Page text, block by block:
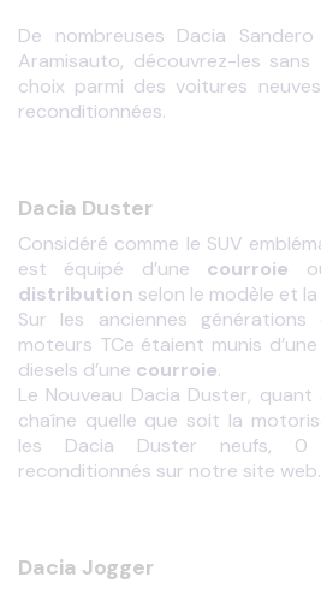
De nombreuses Dacia
Aramisauto, découvrez-les
choix parmi des voitures
reconditionnées.
Dacia Duster
Considéré comme le SUV
est équipé d’une courroie
distribution selon le modèle et
Sur les anciennes
moteurs TCe étaient munis
diesels d’une courroie.
Le Nouveau Dacia Duster, quant
chaîne quelle que soit la
les Dacia Duster neufs, 0
reconditionnés sur notre site web.
Dacia Jogger